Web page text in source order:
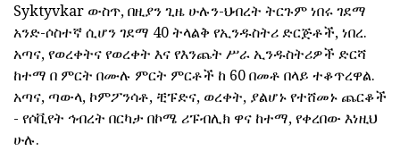
Syktyvkar ውስጥ, በዚያን ጊዜ ሁሉን-ህብረት ትርጉም ነበሩ ገደማ
አንድ-ሶስተኛ ሲሆን ገደማ 40 ትላልቅ የኢንዱስትሪ ድርጅቶች, ነበረ.
አጣና, የወረቀትና የወረቀት እና የእንጨት ሥራ ኢንዱስትሪዎች ድርሻ
ከተማ በ ምርት በሙሉ ምርት ምርቶች ከ 60 በመቶ በላይ ተቆጥረዋል.
አጣና, ጣውላ, ኮምፖንሳቶ, ቺፑድና, ወረቀት, ያልሆኑ የተሸመኑ ጨርቆች
- የሶቪየት ኅብረት በርካታ በኮሜ ሪፑብሊክ ዋና ከተማ, የቀረበው እነዚህ
ሁሉ.